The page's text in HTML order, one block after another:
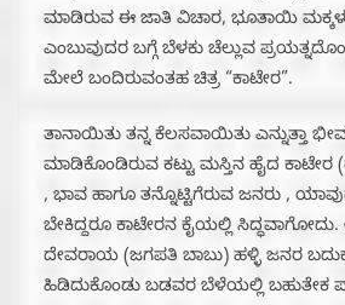
ಮಾಡಿರುವ ಈ ಜಾತಿ ವಿಚಾರ, ಭೂತಾಯಿ
ಎಂಬುವುದರ ಬಗ್ಗೆ ಬೆಳಕು ಚೆಲ್ಲುವ
ಮೇಲೆ ಬಂದಿರುವಂತಹ ಚಿತ್ರ “ಕಾಟೇರ”.
ತಾನಾಯಿತು ತನ್ನ ಕೆಲಸವಾಯಿತು ಎನ್ನುತ್ತಾ
ಮಾಡಿಕೊಂಡಿರುವ ಕಟ್ಟು ಮಸ್ತಿನ ಹೈದ
, ಭಾವ ಹಾಗೂ ತನ್ನೊಟ್ಟಿಗೆರುವ ಜನರು ,
ಬೇಕಿದ್ದರೂ ಕಾಟೇರನ ಕೈಯಲ್ಲಿ
ದೇವರಾಯ (ಜಗಪತಿ ಬಾಬು) ಹಳ್ಳಿ ಜನರ
ಹಿಡಿದುಕೊಂಡು ಬಡವರ ಬೆಳೆಯಲ್ಲಿ ಬಹುತೇಕ